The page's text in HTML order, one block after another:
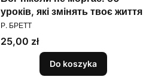
уроків, які змінять твоє життя
PRODUCENT
Р. БРЕТТ
Cena
25,00 zł
Do koszyka